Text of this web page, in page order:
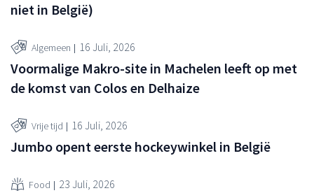
niet in België)
Algemeen 16 Juli, 2026
Voormalige Makro-site in Machelen leeft op met
de komst van Colos en Delhaize
Vrije tijd 16 Juli, 2026
Jumbo opent eerste hockeywinkel in België
Food 23 Juli, 2026